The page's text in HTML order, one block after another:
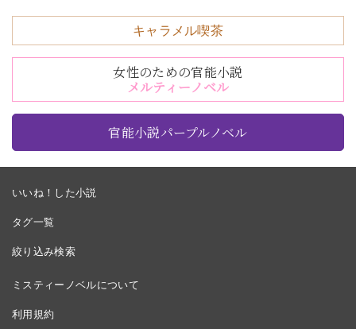
キャラメル喫茶
女性のための官能小説
メルティーノベル
官能小説パープルノベル
いいね！した小説
タグ一覧
絞り込み検索
ミスティーノベルについて
利用規約